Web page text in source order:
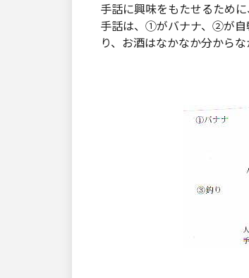
手話に興味をもたせるため
手話は、①がバナナ、②が自
り、お酒はなかなか分からな